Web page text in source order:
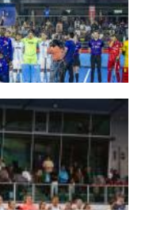
en Países Bajos y Bélgica.
DE P...
dos ventanas de Pro